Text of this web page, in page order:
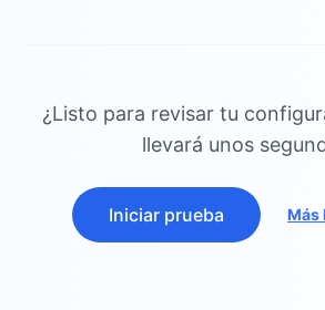
¿Listo para revisar tu
llevará unos
Iniciar prueba Más